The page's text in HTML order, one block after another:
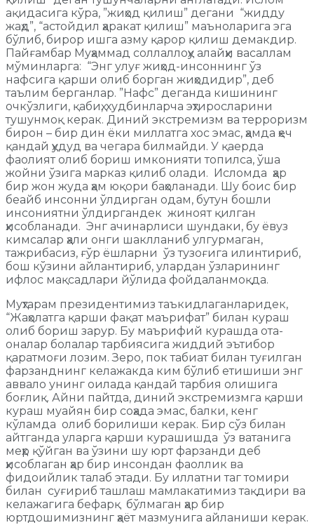
ақидасига кўра, ”жиҳод қилиш” дегани “жидду
жаҳд”, “астойдил ҳаракат қилиш” маъноларига эга
бўлиб, бирор ишга азму қарор қилиш демакдир.
Пайғамбар Муҳаммад соллаллоҳу алайҳи васаллам
мўминларга: “Энг улуғ жиҳод-инсоннинг ўз
нафсига қарши олиб борган жиҳодидир”, деб
таълим берганлар. ”Нафс” деганда кишининг
очкўзлиги, қабиҳ, худбинларча эҳтиросларини
тушунмоқ керак. Диний экстремизм ва терроризм
бирон – бир дин ёки миллатга хос эмас, ҳамда ҳеч
қандай ҳудуд ва чегара билмайди. У қаерда
фаолият олиб бориш имконияти топилса, ўша
жойни ўзига марказ қилиб олади. Исломда ҳар
бир жон жуда ҳам юқори баҳоланади. Шу боис бир
беайб инсонни ўлдирган одам, бутун бошли
инсониятни ўлдиргандек жиноят қилган
ҳисобланади. Энг ачинарлиси шундаки, бу ёвуз
кимсалар ҳали онги шаклланиб улгурмаган,
тажрибасиз, ғўр ёшларни ўз тузоғига илинтириб,
бош кўзини айлантириб, улардан ўзларининг
ифлос мақсадлари йўлида фойдаланмоқда.
Муҳтарам президентимиз таъкидлаганларидек,
“Жаҳолатга қарши фақат маърифат” билан кураш
олиб бориш зарур. Бу маърифий курашда ота-
оналар болалар тарбиясига жиддий эътибор
қаратмоғи лозим. Зеро, пок табиат билан туғилган
фарзанднинг келажакда ким бўлиб етишиши энг
аввало унинг оилада қандай тарбия олишига
боғлиқ. Айни пайтда, диний экстремизмга қарши
кураш муайян бир соҳада эмас, балки, кенг
кўламда олиб борилиши керак. Бир сўз билан
айтганда уларга қарши курашишда ўз ватанига
меҳр қўйган ва ўзини шу юрт фарзанди деб
ҳисоблаган ҳар бир инсондан фаоллик ва
фидоийлик талаб этади. Бу иллатни таг томири
билан суғириб ташлаш мамлакатимиз тақдири ва
келажагига бефарқ бўлмаган ҳар бир
юртдошимизнинг ҳаёт мазмунига айланиши керак.